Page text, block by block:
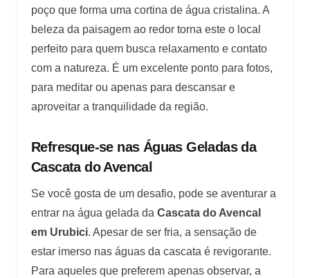
poço que forma uma cortina de água cristalina. A
beleza da paisagem ao redor torna este o local
perfeito para quem busca relaxamento e contato
com a natureza. É um excelente ponto para fotos,
para meditar ou apenas para descansar e
aproveitar a tranquilidade da região.
Refresque-se nas Águas Geladas da
Cascata do Avencal
Se você gosta de um desafio, pode se aventurar a
entrar na água gelada da Cascata do Avencal
em Urubici. Apesar de ser fria, a sensação de
estar imerso nas águas da cascata é revigorante.
Para aqueles que preferem apenas observar, a